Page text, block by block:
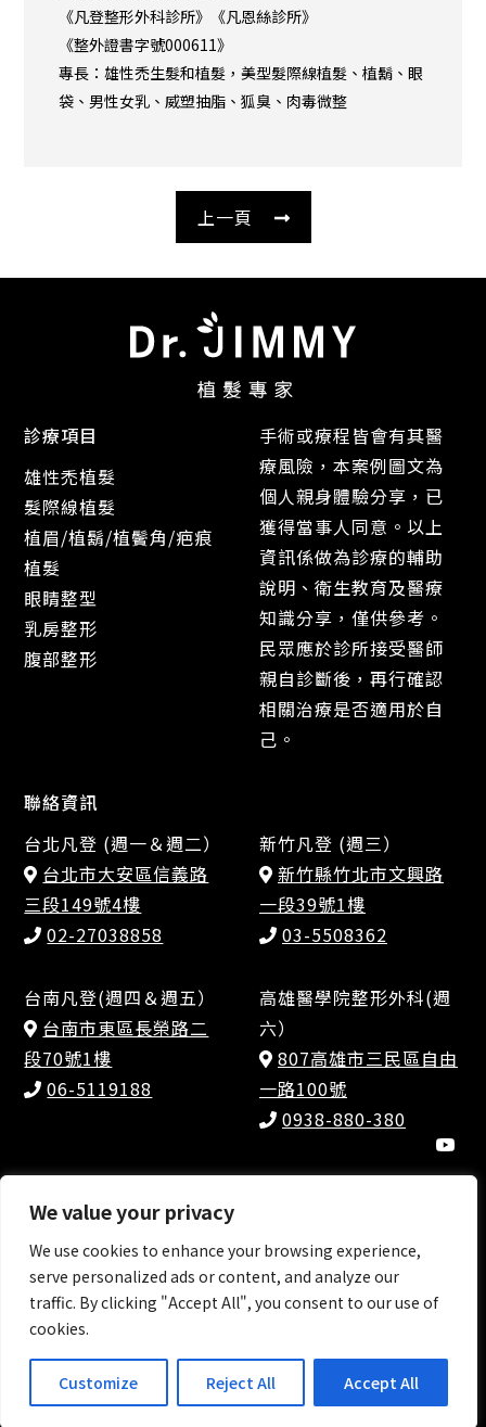
We value your privacy
We use cookies to enhance your browsing experience,
serve personalized ads or content, and analyze our
traffic. By clicking "Accept All", you consent to our use of
cookies.
Customize Reject All Accept All
聯絡我們
《凡登整形外科診所》《凡恩絲診所》
《整外證書字號000611》
專長：雄性禿生髮和植髮，美型髮際線植髮、植鬍、眼
袋、男性女乳、威塑抽脂、狐臭、肉毒微整
上一頁
診療項目
雄性禿植髮
髮際線植髮
植眉/植鬍/植鬢角/疤痕
植髮
眼睛整型
乳房整形
腹部整形
手術或療程皆會有其醫
療風險，本案例圖文為
個人親身體驗分享，已
獲得當事人同意。以上
資訊係做為診療的輔助
說明、衛生教育及醫療
知識分享，僅供參考。
民眾應於診所接受醫師
親自診斷後，再行確認
相關治療是否適用於自
己。
聯絡資訊
台北凡登 (週一＆週二）
台北市大安區信義路
三段149號4樓
02-27038858
新竹凡登 (週三）
新竹縣竹北市文興路
一段39號1樓
03-5508362
台南凡登(週四＆週五）
台南市東區長榮路二
段70號1樓
06-5119188
高雄醫學院整形外科(週
六）
807高雄市三民區自由
一路100號
0938-880-380
©Copyright 2026 by dr.jimmy All Rights
Reserved. |Design by Gathering Design 網頁設
計